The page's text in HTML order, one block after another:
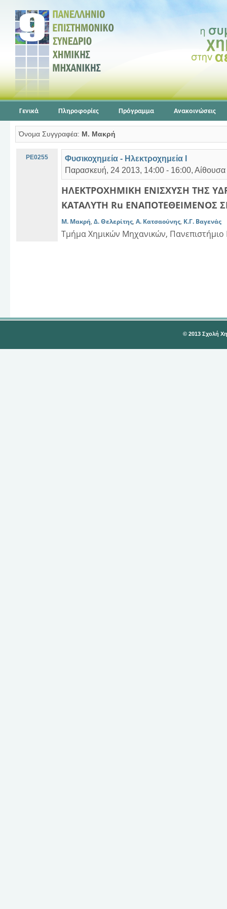
Γενικά Πληροφορίες Πρόγραμμα Ανακοινώσεις
Όνομα Συγγραφέα: Μ. Μακρή
PE0255
Φυσικοχημεία - Ηλεκτροχημεία Ι
Παρασκευή, 24 2013, 14:00 - 16:00, Αίθουσα
ΗΛΕΚΤΡΟΧΗΜΙΚΗ ΕΝΙΣΧΥΣΗ ΤΗΣ
ΚΑΤΑΛΥΤΗ Ru ΕΝΑΠΟΤΕΘΕΙΜΕΝΟΣ
Μ. Μακρή, Δ. Θελερίτης, Α. Κατσαούνης, Κ.Γ. Βαγενάς
Τμήμα Χημικών Μηχανικών,
© 2013 Σχολή